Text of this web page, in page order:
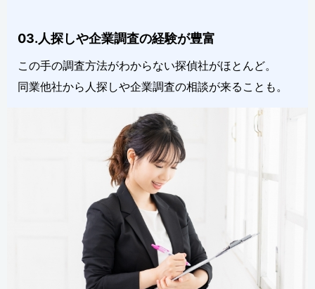
03.人探しや企業調査の経験が豊富
この手の調査方法がわからない探偵社がほとんど。
同業他社から人探しや企業調査の相談が来ることも。